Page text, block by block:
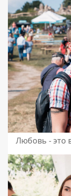
Любовь - это